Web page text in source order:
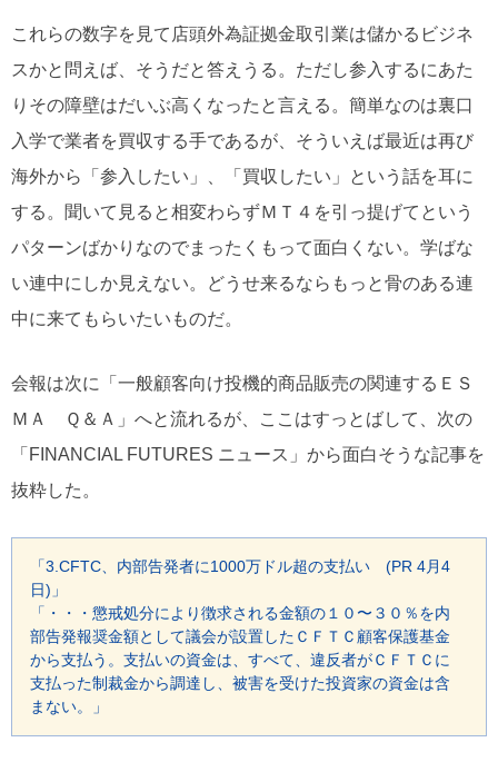
これらの数字を見て店頭外為証拠金取引業は儲かるビジネ
スかと問えば、そうだと答えうる。ただし参入するにあた
りその障壁はだいぶ高くなったと言える。簡単なのは裏口
入学で業者を買収する手であるが、そういえば最近は再び
海外から「参入したい」、「買収したい」という話を耳に
する。聞いて見ると相変わらずＭＴ４を引っ提げてという
パターンばかりなのでまったくもって面白くない。学ばな
い連中にしか見えない。どうせ来るならもっと骨のある連
中に来てもらいたいものだ。
会報は次に「一般顧客向け投機的商品販売の関連するＥＳ
ＭＡ Ｑ＆Ａ」へと流れるが、ここはすっとばして、次の
「FINANCIAL FUTURES ニュース」から面白そうな記事を
抜粋した。
「3.CFTC、内部告発者に1000万ドル超の支払い (PR 4月4
日)」
「・・・懲戒処分により徴求される金額の１０〜３０％を内
部告発報奨金額として議会が設置したＣＦＴＣ顧客保護基金
から支払う。支払いの資金は、すべて、違反者がＣＦＴＣに
支払った制裁金から調達し、被害を受けた投資家の資金は含
まない。」